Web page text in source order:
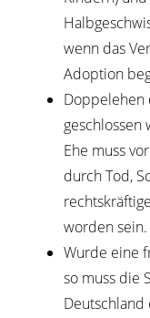
wenn das
Adoption
Doppelehen
geschlossen
Ehe muss
durch Tod,
worden sein.
Wurde eine
so muss die